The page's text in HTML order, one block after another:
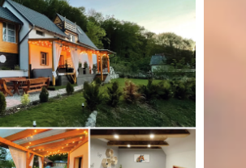
(168) Birkózás(143) Bécs(214)
(173)ferrari(139)
(760)futás(305)
Hosszú
(181)Jégkorong(148)kajakkenu
(204)kosárlabda(166)kézilabda
magyar labdarúgóválogatott(148)
(153)Opel Dakar Team(132)Rali
(142)rio 2016(373)sport
(128)szabadidősport(316)Szalay